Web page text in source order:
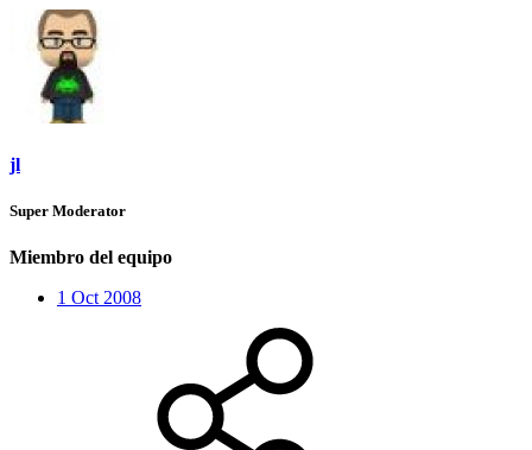
jl
Super Moderator
Miembro del equipo
1 Oct 2008